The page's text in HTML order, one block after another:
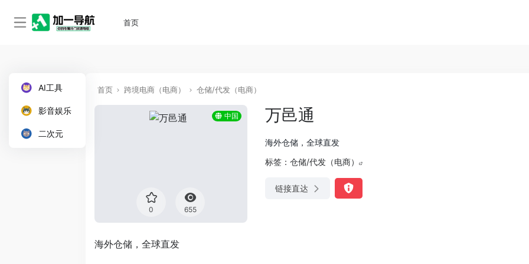
首页
AI工具
影音娱乐
二次元
首页 跨境电商（电商） 仓储/代发（电商）
中国
0 655
万邑通
海外仓储，全球直发
标签： 仓储/代发（电商）
链接直达
海外仓储，全球直发